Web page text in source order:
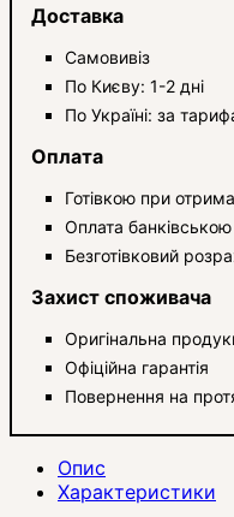
Доставка
Самовивіз
По Києву: 1-2 дні
По Україні: за
Оплата
Готівкою при
Оплата
Безготівковий
Захист споживача
Оригінальна
Офіційна гарантія
Повернення на
Опис
Характеристики